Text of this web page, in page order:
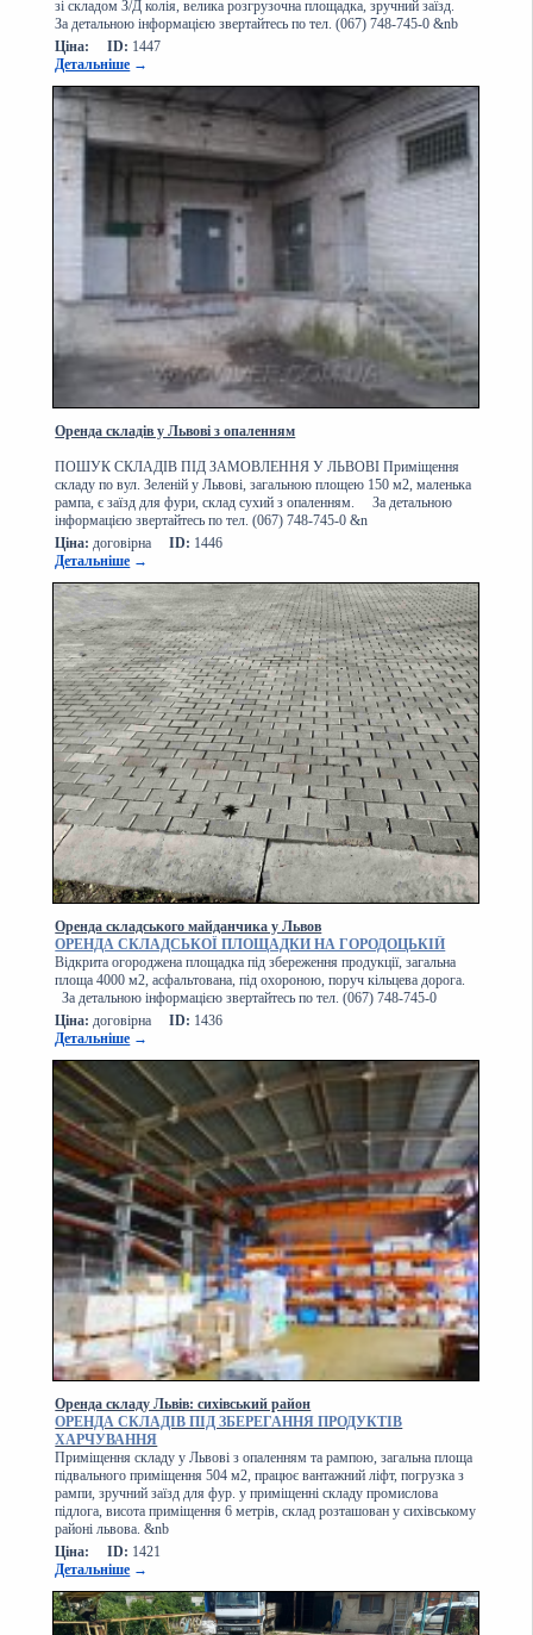
зі складом З/Д колія, велика розгрузочна площадка, зручний заїзд.
За детальною інформацією звертайтесь по тел. (067) 748-745-0 &nb
Ціна:
ID: 1447
Детальніше →
Оренда складів у Львові з опаленням
ПОШУК СКЛАДІВ ПІД ЗАМОВЛЕННЯ У ЛЬВОВІ Приміщення
складу по вул. Зеленій у Львові, загальною площею 150 м2, маленька
рампа, є заїзд для фури, склад сухий з опаленням. За детальною
інформацією звертайтесь по тел. (067) 748-745-0 &n
Ціна: договірна ID: 1446
Детальніше →
Оренда складського майданчика у Львов
ОРЕНДА СКЛАДСЬКОЇ ПЛОЩАДКИ НА ГОРОДОЦЬКІЙ
Відкрита огороджена площадка під збереження продукції, загальна
площа 4000 м2, асфальтована, під охороною, поруч кільцева дорога.
За детальною інформацією звертайтесь по тел. (067) 748-745-0
Ціна: договірна ID: 1436
Детальніше →
Оренда складу Львів: сихівський район
ОРЕНДА СКЛАДІВ ПІД ЗБЕРЕГАННЯ ПРОДУКТІВ
ХАРЧУВАННЯ
Приміщення складу у Львові з опаленням та рампою, загальна площа
підвального приміщення 504 м2, працює вантажний ліфт, погрузка з
рампи, зручний заїзд для фур. у приміщенні складу промислова
підлога, висота приміщення 6 метрів, склад розташован у сихівському
районі львова. &nb
Ціна:
ID: 1421
Детальніше →